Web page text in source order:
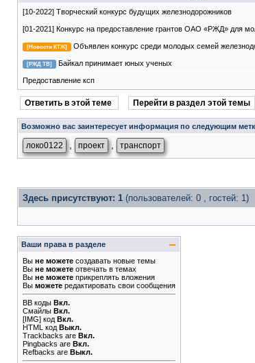
[10-2022] Творческий конкурс будущих железнодорожников
[01-2021] Конкурс на предоставление грантов ОАО «РЖД» для
[Новости КТЖ] Объявлен конкурс среди молодых семей
[РЖД ТВ] Байкал принимает юных ученых
Предоставление ксп
Ответить в этой теме Перейти в раздел этой темы
Возможно вас заинтересует информация по следующим
локо0122 проект транспорт
Здесь присутствуют: 1 (пользователей: 0 , гостей: 1)
Ваши права в разделе
Вы не можете создавать новые темы
Вы не можете отвечать в темах
Вы не можете прикреплять вложения
Вы можете редактировать свои сообщения
BB коды Вкл.
Смайлы Вкл.
[IMG] код Вкл.
HTML код Выкл.
Trackbacks are Вкл.
Pingbacks are Вкл.
Refbacks are Выкл.